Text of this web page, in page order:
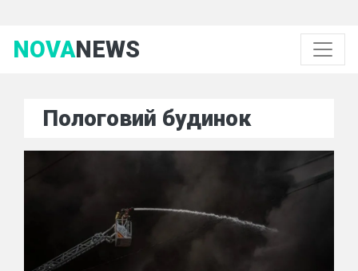
NOVANEWS
Пологовий будинок